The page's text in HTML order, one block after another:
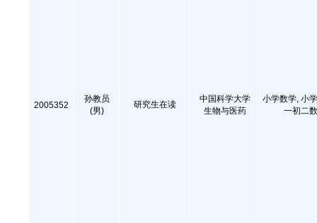
2005352
孙教员
(男)
研究生在读
中国科学大学
生物与医药
小学数学, 小
一初二